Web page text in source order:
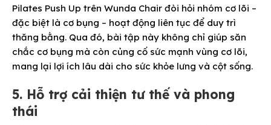
Pilates Push Up trên Wunda Chair đòi hỏi nhóm cơ lõi –
đặc biệt là cơ bụng – hoạt động liên tục để duy trì
thăng bằng. Qua đó, bài tập này không chỉ giúp săn
chắc cơ bụng mà còn củng cố sức mạnh vùng cơ lõi,
mang lại lợi ích lâu dài cho sức khỏe lưng và cột sống.
5. Hỗ trợ cải thiện tư thế và phong
thái